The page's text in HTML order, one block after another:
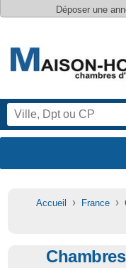
Déposer une
Accueil › France ›